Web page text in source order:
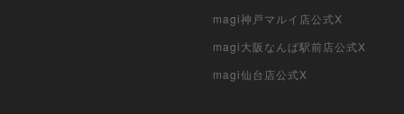
カードファイト!! ヴァンガード
magi神戸マルイ店公式X
magi大阪なんば駅前店公式X
magi仙台店公式X